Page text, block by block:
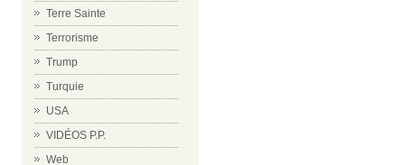
Terre Sainte
Terrorisme
Trump
Turquie
USA
VIDÉOS P.P.
Web